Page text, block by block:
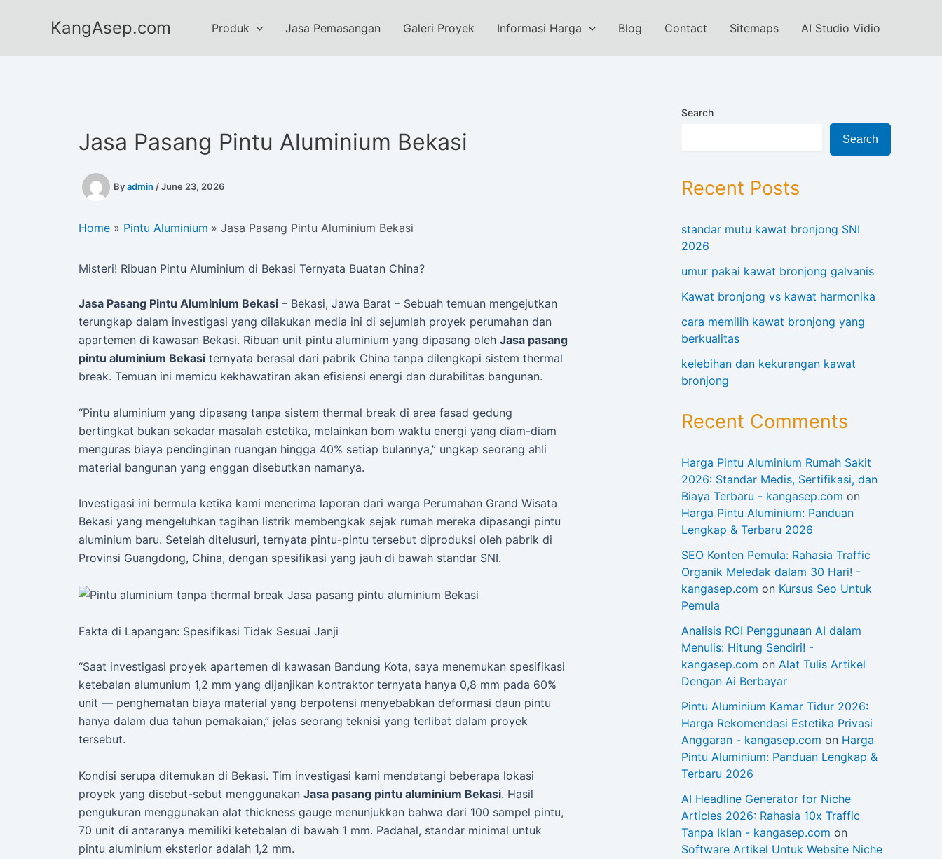
KangAsep.com Produk Jasa Pemasangan Galeri Proyek Informasi Harga Blog Contact Sitemaps AI Studio Vidio
Jasa Pasang Pintu Aluminium Bekasi
Byadmin /June 23, 2026
Home Pintu Aluminium Jasa Pasang Pintu Aluminium Bekasi
Misteri! Ribuan Pintu Aluminium di Bekasi Ternyata Buatan China?
Jasa Pasang Pintu Aluminium Bekasi – Bekasi, Jawa Barat – Sebuah temuan mengejutkan
terungkap dalam investigasi yang dilakukan media ini di sejumlah proyek perumahan dan
apartemen di kawasan Bekasi. Ribuan unit pintu aluminium yang dipasang oleh Jasa pasang
pintu aluminium Bekasi ternyata berasal dari pabrik China tanpa dilengkapi sistem thermal
break. Temuan ini memicu kekhawatiran akan efisiensi energi dan durabilitas bangunan.
“Pintu aluminium yang dipasang tanpa sistem thermal break di area fasad gedung
bertingkat bukan sekadar masalah estetika, melainkan bom waktu energi yang diam-diam
menguras biaya pendinginan ruangan hingga 40% setiap bulannya,” ungkap seorang ahli
material bangunan yang enggan disebutkan namanya.
Investigasi ini bermula ketika kami menerima laporan dari warga Perumahan Grand Wisata
Bekasi yang mengeluhkan tagihan listrik membengkak sejak rumah mereka dipasangi pintu
aluminium baru. Setelah ditelusuri, ternyata pintu-pintu tersebut diproduksi oleh pabrik di
Provinsi Guangdong, China, dengan spesifikasi yang jauh di bawah standar SNI.
Fakta di Lapangan: Spesifikasi Tidak Sesuai Janji
“Saat investigasi proyek apartemen di kawasan Bandung Kota, saya menemukan spesifikasi
ketebalan alumunium 1,2 mm yang dijanjikan kontraktor ternyata hanya 0,8 mm pada 60%
unit — penghematan biaya material yang berpotensi menyebabkan deformasi daun pintu
hanya dalam dua tahun pemakaian,” jelas seorang teknisi yang terlibat dalam proyek
tersebut.
Kondisi serupa ditemukan di Bekasi. Tim investigasi kami mendatangi beberapa lokasi
proyek yang disebut-sebut menggunakan Jasa pasang pintu aluminium Bekasi. Hasil
pengukuran menggunakan alat thickness gauge menunjukkan bahwa dari 100 sampel pintu,
70 unit di antaranya memiliki ketebalan di bawah 1 mm. Padahal, standar minimal untuk
pintu aluminium eksterior adalah 1,2 mm.
Search
Search
Recent Posts
standar mutu kawat bronjong SNI
2026
umur pakai kawat bronjong galvanis
Kawat bronjong vs kawat harmonika
cara memilih kawat bronjong yang
berkualitas
kelebihan dan kekurangan kawat
bronjong
Recent Comments
Harga Pintu Aluminium Rumah Sakit
2026: Standar Medis, Sertifikasi, dan
Biaya Terbaru - kangasep.com on
Harga Pintu Aluminium: Panduan
Lengkap & Terbaru 2026
SEO Konten Pemula: Rahasia Traffic
Organik Meledak dalam 30 Hari! -
kangasep.com on Kursus Seo Untuk
Pemula
Analisis ROI Penggunaan AI dalam
Menulis: Hitung Sendiri! -
kangasep.com on Alat Tulis Artikel
Dengan Ai Berbayar
Pintu Aluminium Kamar Tidur 2026:
Harga Rekomendasi Estetika Privasi
Anggaran - kangasep.com on Harga
Pintu Aluminium: Panduan Lengkap &
Terbaru 2026
AI Headline Generator for Niche
Articles 2026: Rahasia 10x Traffic
Tanpa Iklan - kangasep.com on
Software Artikel Untuk Website Niche